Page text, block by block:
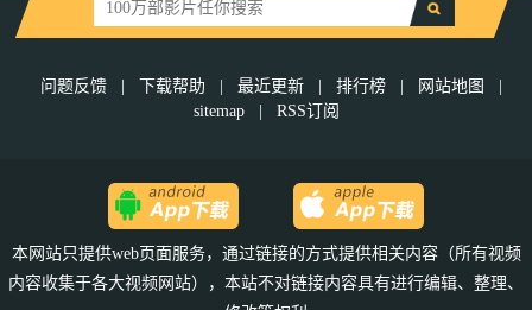
问题反馈 下载帮助 最近更新 排行榜 网站地图
sitemap
RSS订阅
本网站只提供web页面服务，通过链接的方式提供相关内容（所有视频
内容收集于各大视频网站），本站不对链接内容具有进行编辑、整理、